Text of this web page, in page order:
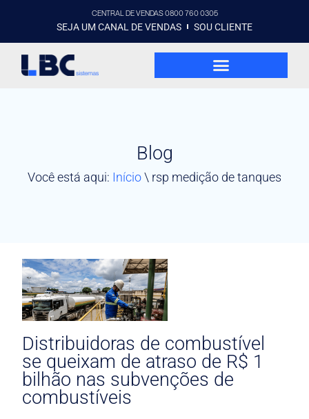
CENTRAL DE VENDAS 0800 760 0305
SEJA UM CANAL DE VENDAS SOU CLIENTE
Blog
Você está aqui: Início\ rsp medição de tanques
Distribuidoras de combustível
se queixam de atraso de R$ 1
bilhão nas subvenções de
combustíveis